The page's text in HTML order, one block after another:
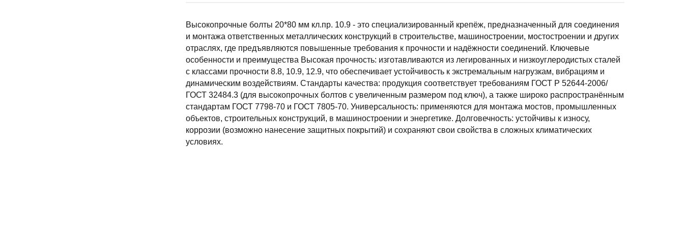
Высокопрочные болты 20*80 мм кл.пр. 10.9 - это специализированный крепёж, предназначенный для соединения
и монтажа ответственных металлических конструкций в строительстве, машиностроении, мостостроении и других
отраслях, где предъявляются повышенные требования к прочности и надёжности соединений. Ключевые
особенности и преимущества Высокая прочность: изготавливаются из легированных и низкоуглеродистых сталей
с классами прочности 8.8, 10.9, 12.9, что обеспечивает устойчивость к экстремальным нагрузкам, вибрациям и
динамическим воздействиям. Стандарты качества: продукция соответствует требованиям ГОСТ Р 52644-2006/
ГОСТ 32484.3 (для высокопрочных болтов с увеличенным размером под ключ), а также широко распространённым
стандартам ГОСТ 7798-70 и ГОСТ 7805-70. Универсальность: применяются для монтажа мостов, промышленных
объектов, строительных конструкций, в машиностроении и энергетике. Долговечность: устойчивы к износу,
коррозии (возможно нанесение защитных покрытий) и сохраняют свои свойства в сложных климатических
условиях.